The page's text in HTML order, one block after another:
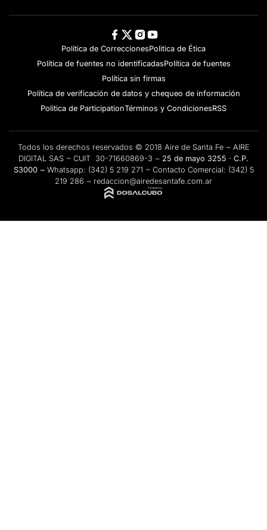
Política de CorreccionesPolitica de Ética
Política de fuentes no identificadasPolítica de fuentes
Política sin firmas
Política de verificación de datos y chequeo de información
Politica de ParticipationTérminos y CondicionesRSS
Todos los derechos reservados © 2018 Aire de Santa Fe ~ AIRE
DIGITAL SAS ~ CUIT 30-71660869-3 ~ 25 de mayo 3255 · C.P.
S3000 ~ Whatsapp: (342) 5 219 271 ~ Contacto Comercial: (342) 5
219 286 ~ redaccion@airedesantafe.com.ar